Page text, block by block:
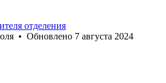
отделения
• Обновлено 7 августа 2024